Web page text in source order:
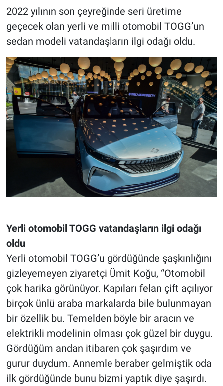
2022 yılının son çeyreğinde seri üretime
geçecek olan yerli ve milli otomobil TOGG’un
sedan modeli vatandaşların ilgi odağı oldu.
Yerli otomobil TOGG vatandaşların ilgi odağı
oldu
Yerli otomobil TOGG’u gördüğünde şaşkınlığını
gizleyemeyen ziyaretçi Ümit Koğu, “Otomobil
çok harika görünüyor. Kapıları felan çift açılıyor
birçok ünlü araba markalarda bile bulunmayan
bir özellik bu. Temelden böyle bir aracın ve
elektrikli modelinin olması çok güzel bir duygu.
Gördüğüm andan itibaren çok şaşırdım ve
gurur duydum. Annemle beraber gelmiştik oda
ilk gördüğünde bunu bizmi yaptık diye şaşırdı.